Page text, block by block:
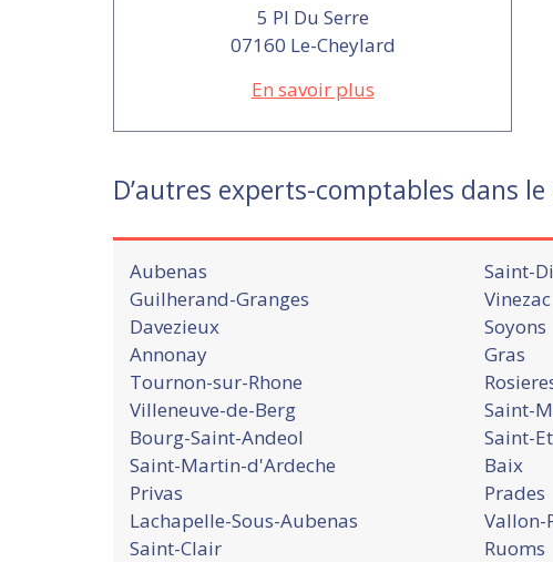
5 Pl Du Serre
07160 Le-Cheylard
En savoir plus
D’autres experts-comptables dans
Aubenas
Guilherand-Granges
Davezieux
Annonay
Tournon-sur-Rhone
Villeneuve-de-Berg
Bourg-Saint-Andeol
Saint-Martin-d'Ardeche
Privas
Lachapelle-Sous-Aubenas
Saint-Clair
Saint-
Vinezac
Soyons
Gras
Saint-
Saint-
Baix
Prades
Vallon-
Ruoms